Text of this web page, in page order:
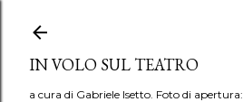
IN VOLO SUL TEATRO
a cura di Gabriele Isetto. Foto di